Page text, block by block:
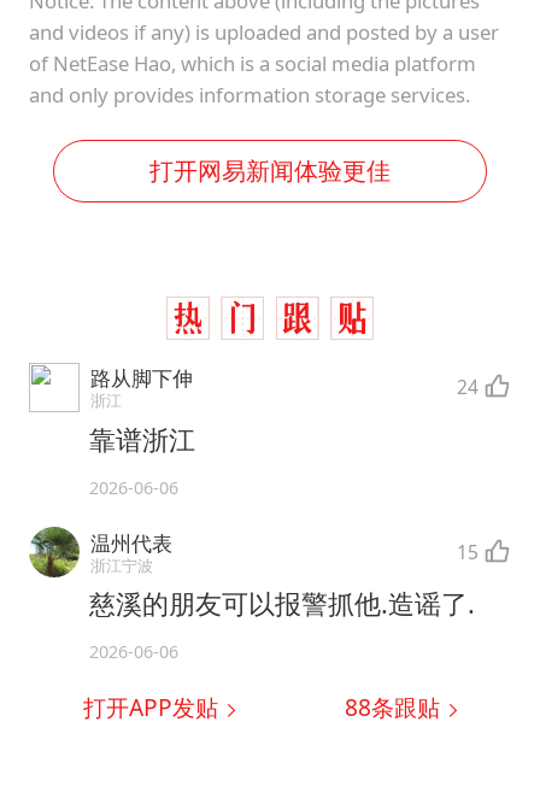
and videos if any) is uploaded and posted by a user
of NetEase Hao, which is a social media platform
and only provides information storage services.
打开网易新闻体验更佳
路从脚下伸
浙江 24
靠谱浙江
2026-06-06
温州代表
浙江宁波 15
慈溪的朋友可以报警抓他.造谣了.
2026-06-06
打开APP发贴 88条跟贴